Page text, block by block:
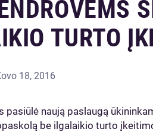
TURTO
18, 2016
pasiūlė naują paslaugą
be ilgalaikio turto